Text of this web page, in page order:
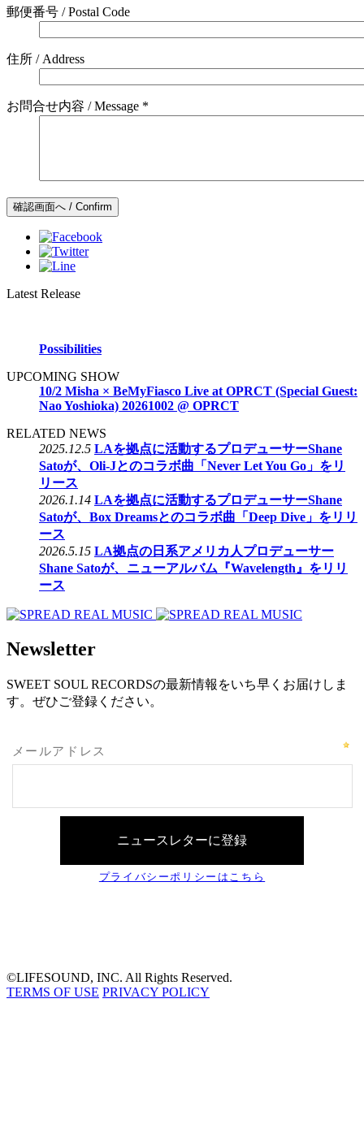
郵便番号 / Postal Code
住所 / Address
お問合せ内容 / Message *
Latest Release
Possibilities
UPCOMING SHOW
10/2 Misha × BeMyFiasco Live at OPRCT (Special Guest:
Nao Yoshioka) 20261002 @ OPRCT
RELATED NEWS
2025.12.5 LAを拠点に活動するプロデューサーShane
Satoが、Oli-Jとのコラボ曲「Never Let You Go」をリ
リース
2026.1.14 LAを拠点に活動するプロデューサーShane
Satoが、Box Dreamsとのコラボ曲「Deep Dive」をリリ
ース
2026.5.15 LA拠点の日系アメリカ人プロデューサー
Shane Satoが、ニューアルバム『Wavelength』をリリ
ース
Newsletter
SWEET SOUL RECORDSの最新情報をいち早くお届けしま
す。ぜひご登録ください。
©LIFESOUND, INC. All Rights Reserved.
TERMS OF USE PRIVACY POLICY